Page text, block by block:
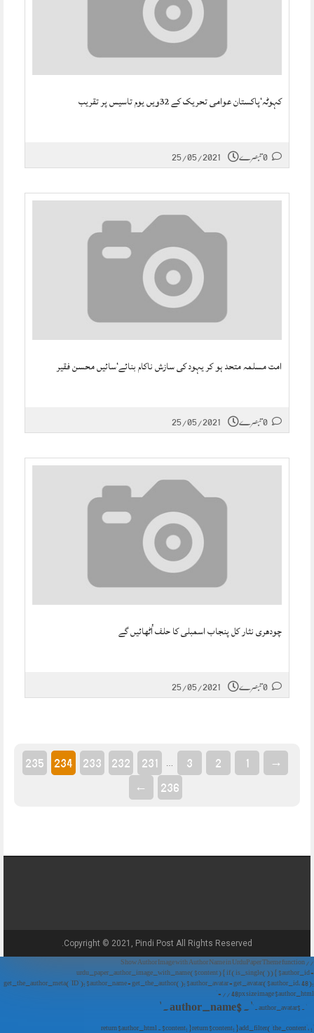
کہوٹہ‘پاکستان عوامی تحریک کے 32ویں یوم تاسیس پر تقریب
25/05/2021
امت مسلمہ متحد ہو کر یہود کی سازش ناکام بنائے‘سائیں محسن فقیر
25/05/2021
چودھری نثار کل پنجاب اسمبلی کا حلف اُٹھائیں گے
25/05/2021
→
1
2
3
231
232
233
234
235
236
←
Copyright © 2021, Pindi Post All Rights Reserved.
// Show Author Image with Author Name in UrduPaper Theme function
urdu_paper_author_image_with_name($content) { if (is_single()) { $author_id =
get_the_author_meta('ID'); $author_name = get_the_author(); $author_avatar = get_avatar($author_id, 48);
// 48px size image $author_html = '
' . $author_avatar . '
' . $author_name . '
'; return $author_html . $content; } return $content; } add_filter('the_content',